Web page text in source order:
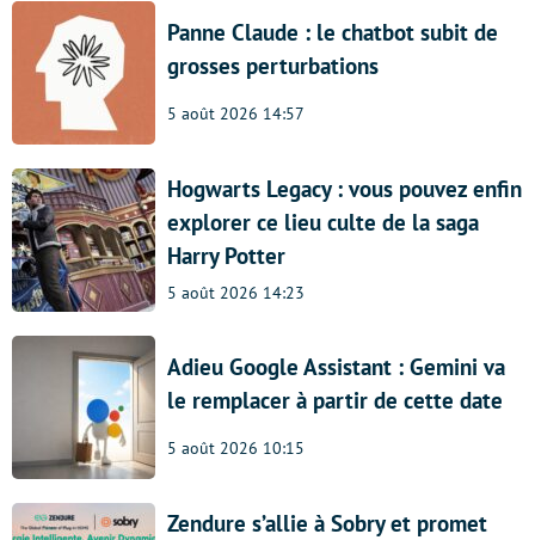
Panne Claude : le chatbot subit de
grosses perturbations
5 août 2026 14:57
Hogwarts Legacy : vous pouvez enfin
explorer ce lieu culte de la saga
Harry Potter
5 août 2026 14:23
Adieu Google Assistant : Gemini va
le remplacer à partir de cette date
5 août 2026 10:15
Zendure s’allie à Sobry et promet